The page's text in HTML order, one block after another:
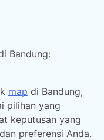
Bandung:
map di Bandung,
pilihan yang
keputusan yang
preferensi Anda.